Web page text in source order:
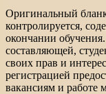
Оригинальный
контролируется,
окончании
составляющей,
своих прав и
регистрацией
вакансиям и работе